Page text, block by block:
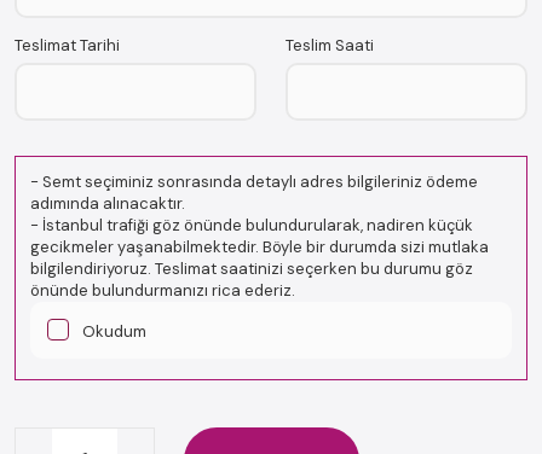
Teslimat Tarihi Teslim Saati
- Semt seçiminiz sonrasında detaylı adres bilgileriniz ödeme
adımında alınacaktır.
- İstanbul trafiği göz önünde bulundurularak, nadiren küçük
gecikmeler yaşanabilmektedir. Böyle bir durumda sizi mutlaka
bilgilendiriyoruz. Teslimat saatinizi seçerken bu durumu göz
önünde bulundurmanızı rica ederiz.
Okudum